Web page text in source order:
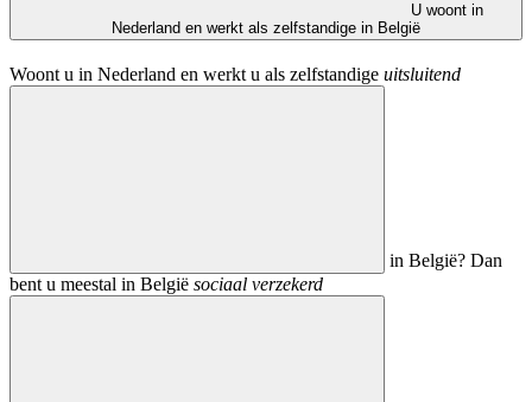
U woont in
Nederland en werkt als zelfstandige in België
Woont u in Nederland en werkt u als zelfstandige uitsluitend
in België? Dan
bent u meestal in België sociaal verzekerd